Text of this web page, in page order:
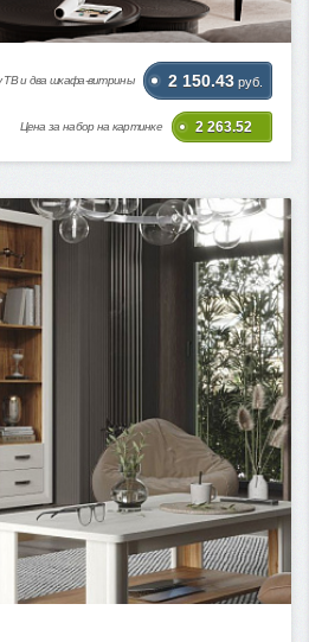
ТВ и два шкафа-витрины 2 150.43 руб.
Цена за набор на картинке 2 263.52